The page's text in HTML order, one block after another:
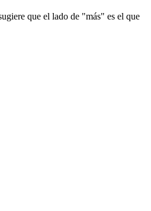
que el lado de "más" es el que